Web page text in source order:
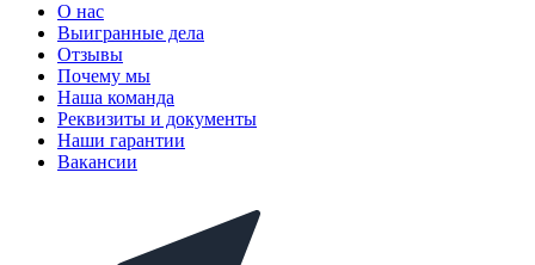
О нас
Выигранные дела
Отзывы
Почему мы
Наша команда
Реквизиты и документы
Наши гарантии
Вакансии